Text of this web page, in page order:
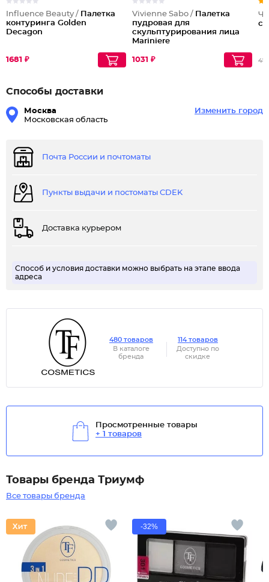
Influence Beauty / Палетка
контуринга Golden
Decagon
1681 ₽
Vivienne Sabo / Палетка
пудровая для
скульптурирования лица
Mariniere
1031 ₽ 477
Способы доставки
Москва
Московская область
Изменить город
Почта России и почтоматы
Пункты выдачи и постоматы CDEK
Доставка курьером
Способ и условия доставки можно выбрать на этапе ввода
адреса
480 товаров
В каталоге
бренда
114 товаров
Доступно по
скидке
Просмотренные товары
+ 1 товаров
Товары бренда Триумф
Все товары бренда
-32%